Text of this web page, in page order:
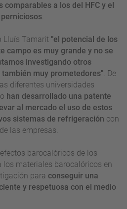
a los del HFC y el
.
Lluís Tamarit "el potencial de los
campo es muy grande y no se
investigando otros
muy prometedores". De
diferentes universidades
han desarrollado una patente
al mercado el uso de estos
sistemas de refrigeración con
las empresas.
barocalóricos de los
materiales barocalóricos en
para conseguir una
y respetuosa con el medio